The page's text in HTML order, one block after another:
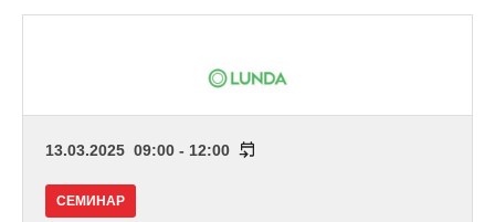
13.03.2025 09:00 - 12:00
СЕМИНАР